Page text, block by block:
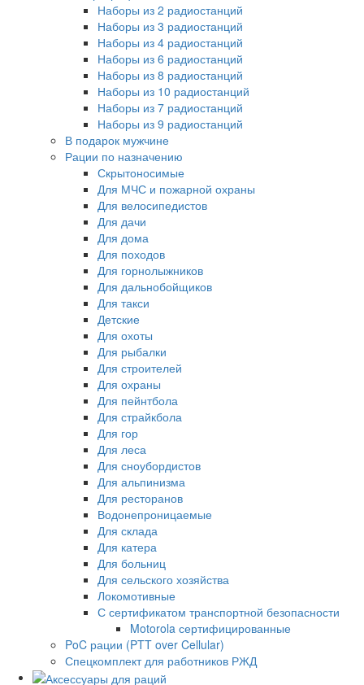
Наборы из 2 радиостанций
Наборы из 3 радиостанций
Наборы из 4 радиостанций
Наборы из 6 радиостанций
Наборы из 8 радиостанций
Наборы из 10 радиостанций
Наборы из 7 радиостанций
Наборы из 9 радиостанций
В подарок мужчине
Рации по назначению
Скрытоносимые
Для МЧС и пожарной охраны
Для велосипедистов
Для дачи
Для дома
Для походов
Для горнолыжников
Для дальнобойщиков
Для такси
Детские
Для охоты
Для рыбалки
Для строителей
Для охраны
Для пейнтбола
Для страйкбола
Для гор
Для леса
Для сноубордистов
Для альпинизма
Для ресторанов
Водонепроницаемые
Для склада
Для катера
Для больниц
Для сельского хозяйства
Локомотивные
С сертификатом транспортной безопасности
Motorola сертифицированные
PoC рации (PTT over Cellular)
Спецкомплект для работников РЖД